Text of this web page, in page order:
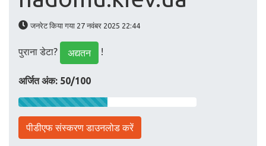
जनरेट किया गया 27 नवंबर 2025 22:44
पुराना डेटा? अद्यतन !
अर्जित अंक: 50/100
पीडीएफ संस्करण डाउनलोड करें